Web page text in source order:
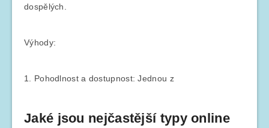
dospělých.
Výhody:
1. Pohodlnost a dostupnost: Jednou z
Jaké jsou nejčastější typy online